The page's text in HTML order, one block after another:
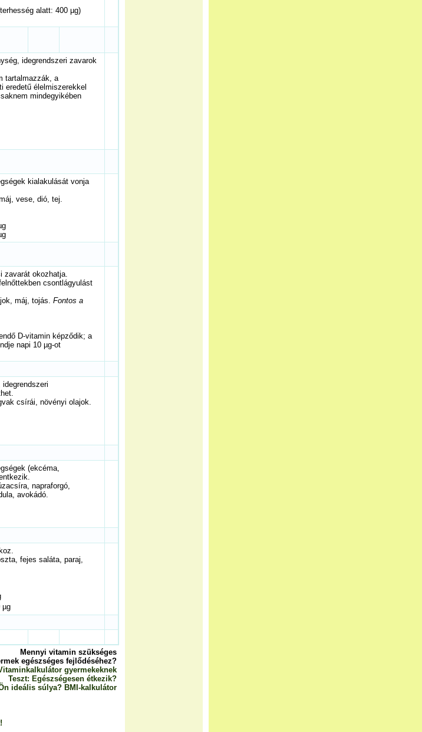
alatt: 400 µg)
idegrendszeri zavarok
tartalmazzák, a
eredetű élelmiszerekkel
mindegyikében
kialakulását vonja
vese, dió, tej.
zavarát okozhatja.
csontlágyulást
máj, tojás. Fontos a
D-vitamin képződik; a
napi 10 µg-ot
csírái, növényi olajok.
(ekcéma,
napraforgó,
avokádó.
fejes saláta, paraj,
µg
Mennyi vitamin szükséges
egészséges fejlődéséhez?
gyermekeknek
Teszt: Egészségesen étkezik?
ideális súlya? BMI-kalkulátor